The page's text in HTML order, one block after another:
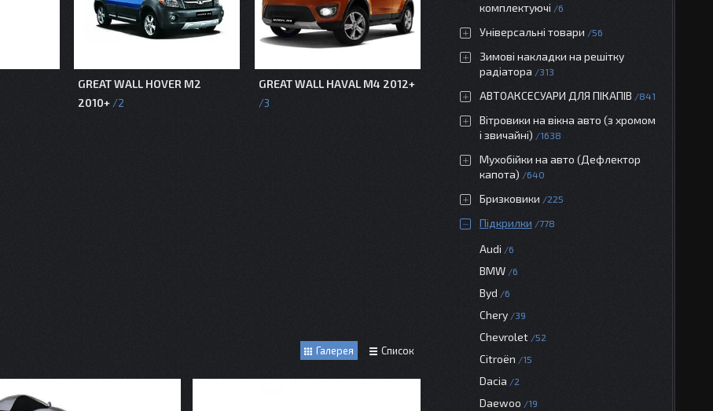
GREAT WALL HOVER M2
2010+
2
GREAT WALL HAVAL M4 2012+
3
Галерея Список
комплектуючі
6
Універсальні товари 56
Зимові накладки на решітку
радіатора
313
АВТОАКСЕСУАРИ ДЛЯ ПІКАПІВ 841
Вітровики на вікна авто (з хромом
і звичайні)
1638
Мухобійки на авто (Дефлектор
капота)
640
Бризковики 225
Підкрилки 778
Audi 6
BMW 6
Byd 6
Chery 39
Chevrolet 52
Citroën 15
Dacia 2
Daewoo 19